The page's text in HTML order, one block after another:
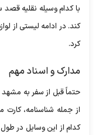
با کدام وسیله نقلیه
کند. در ادامه لیستی از
کرد.
مدارک و اسناد مهم
حتماً قبل از سفر به مشهد
از جمله شناسنامه،
کدام از این وسایل در